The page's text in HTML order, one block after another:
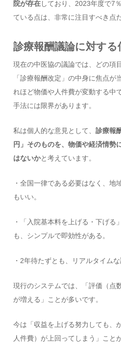
院が存在しており、2023年度で7
ている点は、非常に注目すべき点
診療報酬議論に対する
現在の中医協の議論では、どの項
「診療報酬改定」の中身に焦点が
れほど物価や人件費が変動する中
手法には限界があります。
私は個人的な意見として、診療報
円」そのものを、物価や経済情勢
はないかと考えています。
・全国一律である必要はなく、地
もいい。
・「入院基本料を上げる・下げる
も、シンプルで即効性がある。
・2年待たずとも、リアルタイム
現行のシステムでは、「評価（点
が増える」ことが多いです。
今は「収益を上げる努力しても、
人件費）が上回ってしまう」こと